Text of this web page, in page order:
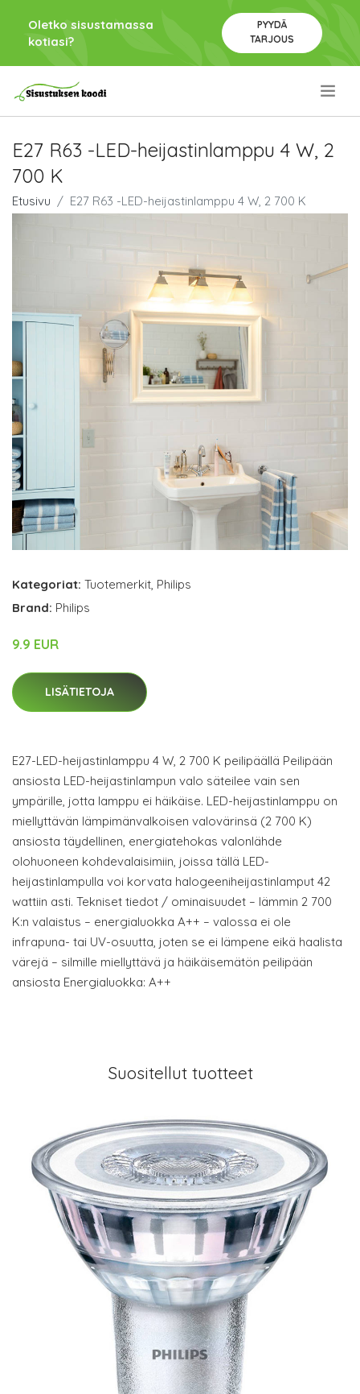
Oletko sisustamassa
kotiasi?
PYYDÄ
TARJOUS
E27 R63 -LED-heijastinlamppu 4 W, 2
700 K
Etusivu E27 R63 -LED-heijastinlamppu 4 W, 2 700 K
Kategoriat: Tuotemerkit, Philips
Brand: Philips
9.9 EUR
LISÄTIETOJA
E27-LED-heijastinlamppu 4 W, 2 700 K peilipäällä Peilipään
ansiosta LED-heijastinlampun valo säteilee vain sen
ympärille, jotta lamppu ei häikäise. LED-heijastinlamppu on
miellyttävän lämpimänvalkoisen valovärinsä (2 700 K)
ansiosta täydellinen, energiatehokas valonlähde
olohuoneen kohdevalaisimiin, joissa tällä LED-
heijastinlampulla voi korvata halogeeniheijastinlamput 42
wattiin asti. Tekniset tiedot / ominaisuudet – lämmin 2 700
K:n valaistus – energialuokka A++ – valossa ei ole
infrapuna- tai UV-osuutta, joten se ei lämpene eikä haalista
värejä – silmille miellyttävä ja häikäisemätön peilipään
ansiosta Energialuokka: A++
Suositellut tuotteet